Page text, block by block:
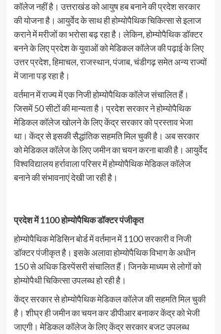
कॉलेज नहीं है। उत्तराखंड को आयुष हब बनाने की प्रदेश सरकार
की योजना है। आयुर्वेद के साथ ही होम्योपैथिक चिकित्सा से इलाज
कराने में मरीजों का भरोसा बढ़ रहा है। लेकिन, होम्योपैथिक डॉक्टर
बनने के लिए प्रदेश के युवाओं को मेडिकल कॉलेज की पढ़ाई के लिए
उत्तर प्रदेश, हिमाचल, राजस्थान, पंजाब, चंडीगढ़ समेत अन्य राज्यों
में जाना पड़ रहा है।
वर्तमान में राज्य में एक निजी होम्योपैथिक कॉलेज संचालित हैं।
जिसमें 50 सीटों की मान्यता है। प्रदेश सरकार ने होम्योपैथिक
मेडिकल कॉलेज खोलने के लिए केंद्र सरकार को प्रस्ताव भेजा
था। केंद्र से इसकी सैद्धांतिक सहमति मिल चुकी है। अब सरकार
को मेडिकल कॉलेज के लिए जमीन का चयन करना बाकी है। आयुर्वेद
विश्वविद्यालय हर्रावाला परिसर में होम्योपैथिक मेडिकल कॉलेज
बनाने की संभावनाएं देखी जा रही है।
प्रदेश में 1100 होम्योपैथिक डॉक्टर पंजीकृत
होम्योपैथिक मेडिसिन बोर्ड में वर्तमान में 1100 सरकारी व निजी
डॉक्टर पंजीकृत है। इसके अलावा होम्योपैथिक विभाग के अधीन
150 से अधिक डिस्पेंसरी संचालित हैं। जिनके माध्यम से लोगों को
होम्योपैथी चिकित्सा उपलब्ध हो रही है।
केंद्र सरकार से होम्योपैथिक मेडिकल कॉलेज की सहमति मिल चुकी
है। शीघ्र ही जमीन का चयन कर डीपीआर बनाकर केंद्र को भेजी
जाएगी। मेडिकल कॉलेज के लिए केंद्र सरकार बजट उपलब्ध